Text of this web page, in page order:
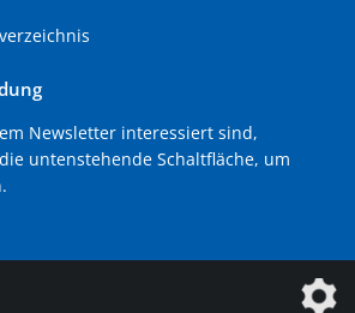
Newsletter interessiert sind,
untenstehende Schaltfläche, um